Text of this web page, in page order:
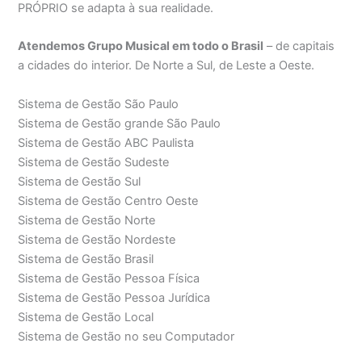
PRÓPRIO se adapta à sua realidade.
Atendemos Grupo Musical em todo o Brasil – de capitais
a cidades do interior. De Norte a Sul, de Leste a Oeste.
Sistema de Gestão São Paulo
Sistema de Gestão grande São Paulo
Sistema de Gestão ABC Paulista
Sistema de Gestão Sudeste
Sistema de Gestão Sul
Sistema de Gestão Centro Oeste
Sistema de Gestão Norte
Sistema de Gestão Nordeste
Sistema de Gestão Brasil
Sistema de Gestão Pessoa Física
Sistema de Gestão Pessoa Jurídica
Sistema de Gestão Local
Sistema de Gestão no seu Computador